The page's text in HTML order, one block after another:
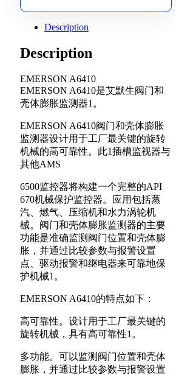
Description
Description
EMERSON A6410
EMERSON A6410是艾默生阀门和
壳体膨胀监测器1。
EMERSON A6410阀门和壳体膨胀
监测器设计用于工厂最关键的旋转
机械的高可靠性。此1插槽监视器与
其他AMS
6500监控器将构建一个完整的API
670机械保护监控器。应用包括蒸
汽、燃气、压缩机和水力涡轮机
械。阀门和壳体膨胀监测器的主要
功能是准确监测阀门位置和壳体膨
胀，并通过比较参数与报警设置
点、驱动报警和继电器来可靠地保
护机械1。
EMERSON A6410的特点如下：
高可靠性。设计用于工厂最关键的
旋转机械，具有高可靠性1。
多功能。可以监测阀门位置和壳体
膨胀，并通过比较参数与报警设置